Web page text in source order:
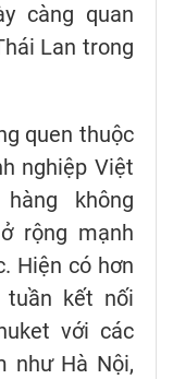
càng quan
Lan trong
quen thuộc
nghiệp Việt
không
rộng mạnh
Hiện có hơn
tuần kết nối
với các
như Hà Nội,